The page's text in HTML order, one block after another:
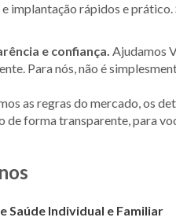
implantação rápidos e prático.
e confiança. Ajudamos
Para nós, não é
as regras do mercado, os
de forma transparente, para
Saúde Individual e Familiar